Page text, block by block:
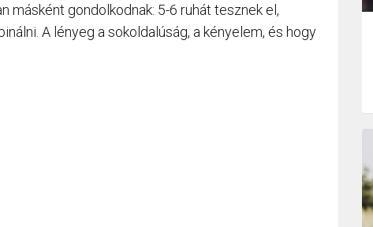
másként gondolkodnak: 5-6 ruhát tesznek el,
A lényeg a sokoldalúság, a kényelem, és hogy